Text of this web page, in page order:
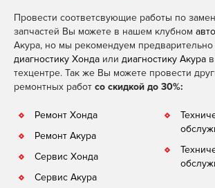
Провести соответсвующие работы по
запчастей Вы можете в нашем клубном
Акура, но мы рекомендуем предварительно
диагностику Хонда или диагностику Акура
техцентре. Так же Вы можете провести
ремонтных работ со скидкой до 30%:
Ремонт Хонда
Ремонт Акура
Сервис Хонда
Сервис Акура